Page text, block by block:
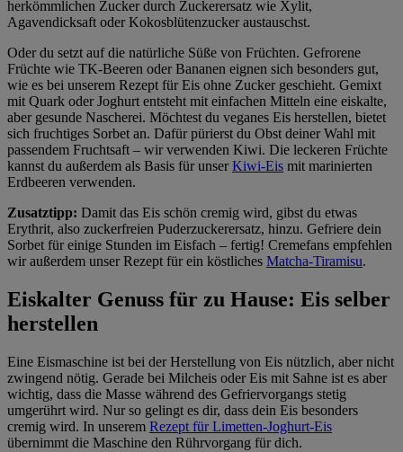
herkömmlichen Zucker durch Zuckerersatz wie Xylit,
Agavendicksaft oder Kokosblütenzucker austauschst.
Oder du setzt auf die natürliche Süße von Früchten. Gefrorene
Früchte wie TK-Beeren oder Bananen eignen sich besonders gut,
wie es bei unserem Rezept für Eis ohne Zucker geschieht. Gemixt
mit Quark oder Joghurt entsteht mit einfachen Mitteln eine eiskalte,
aber gesunde Nascherei. Möchtest du veganes Eis herstellen, bietet
sich fruchtiges Sorbet an. Dafür pürierst du Obst deiner Wahl mit
passendem Fruchtsaft – wir verwenden Kiwi. Die leckeren Früchte
kannst du außerdem als Basis für unserKiwi-Eis mit marinierten
Erdbeeren verwenden.
Zusatztipp: Damit das Eis schön cremig wird, gibst du etwas
Erythrit, also zuckerfreien Puderzuckerersatz, hinzu. Gefriere dein
Sorbet für einige Stunden im Eisfach – fertig! Cremefans empfehlen
wir außerdem unser Rezept für ein köstliches Matcha-Tiramisu.
Eiskalter Genuss für zu Hause: Eis selber
herstellen
Eine Eismaschine ist bei der Herstellung von Eis nützlich, aber nicht
zwingend nötig. Gerade bei Milcheis oder Eis mit Sahne ist es aber
wichtig, dass die Masse während des Gefriervorgangs stetig
umgerührt wird. Nur so gelingt es dir, dass dein Eis besonders
cremig wird. In unserem Rezept für Limetten-Joghurt-Eis
übernimmt die Maschine den Rührvorgang für dich.